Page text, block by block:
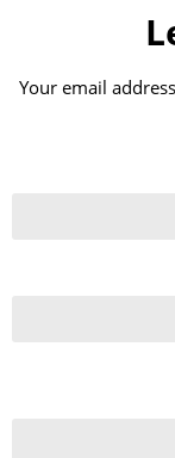
Your email